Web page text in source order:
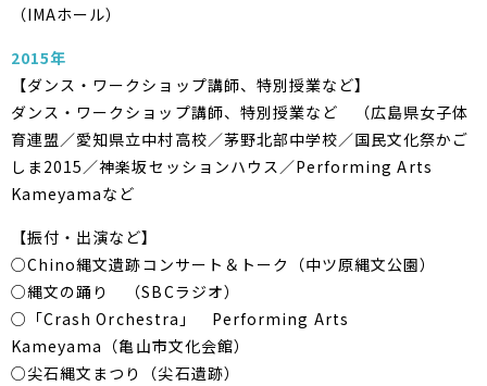
（IMAホール）
2015年
【ダンス・ワークショップ講師、特別授業など】
ダンス・ワークショップ講師、特別授業など （広島県女子体
育連盟／愛知県立中村高校／茅野北部中学校／国民文化祭かご
しま2015／神楽坂セッションハウス／Performing Arts
Kameyamaなど
【振付・出演など】
○Chino縄文遺跡コンサート＆トーク（中ツ原縄文公園）
○縄文の踊り （SBCラジオ）
○「Crash Orchestra」 Performing Arts
Kameyama（亀山市文化会館）
○尖石縄文まつり（尖石遺跡）